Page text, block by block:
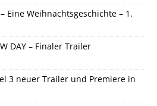
– Eine Weihnachtsgeschichte – 1.
DAY – Finaler Trailer
3 neuer Trailer und Premiere in